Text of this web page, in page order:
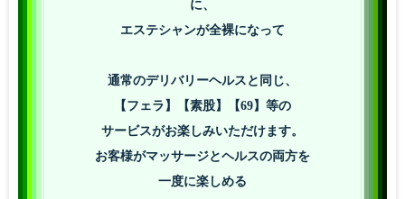
に、
エステシャンが全裸になって
通常のデリバリーヘルスと同じ、
【フェラ】【素股】【69】等の
サービスがお楽しみいただけます。
お客様がマッサージとヘルスの両方を
一度に楽しめる